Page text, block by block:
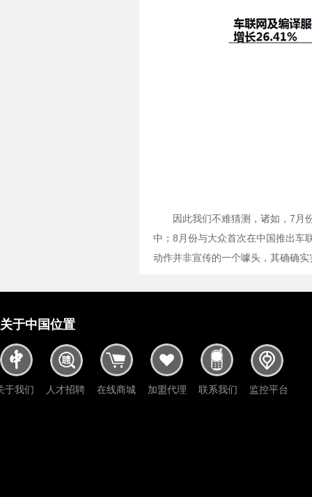
因此我们不难猜测，诸如，7月
中；8月份与大众首次在中国推出车
动作并非宣传的一个噱头，其确确
关于中国位置
于我们 人才招聘 在线商城 加盟代理 联系我们 监控平台